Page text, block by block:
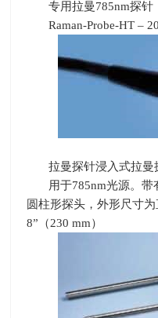
专用拉曼785nm探针
Raman-Probe-HT –
拉曼探针浸入式拉曼
用于785nm光源。带
圆柱形探头，外形尺寸为
8”（230 mm）